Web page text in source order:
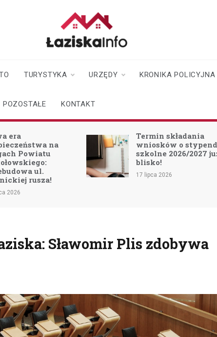
TURYSTYKA URZĘDY KRONIKA POLICYJNA
POZOSTAŁE KONTAKT
era
na
Powiatu
ul.
rusza!
2026
Termin składania
wniosków o
szkolne 2026/2027
blisko!
17 lipca 2026
Sławomir Plis zdobywa